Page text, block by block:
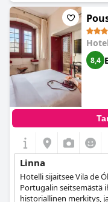
suunniteltiin uudelleen,
Toisen maailmansodan
jälkeen siitä tehtiin
ennen kuin siitä tuli
8,4
Linna
Hotelli sijaitsee Vila de
Portugalin seitsemästä
historiallinen merkitys,